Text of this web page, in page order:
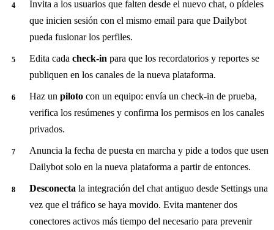
Invita a los usuarios que falten desde el nuevo chat, o pídeles
que inicien sesión con el mismo email para que Dailybot
pueda fusionar los perfiles.
Edita cada check-in para que los recordatorios y reportes se
publiquen en los canales de la nueva plataforma.
Haz un piloto con un equipo: envía un check-in de prueba,
verifica los resúmenes y confirma los permisos en los canales
privados.
Anuncia la fecha de puesta en marcha y pide a todos que usen
Dailybot solo en la nueva plataforma a partir de entonces.
Desconecta la integración del chat antiguo desde Settings una
vez que el tráfico se haya movido. Evita mantener dos
conectores activos más tiempo del necesario para prevenir